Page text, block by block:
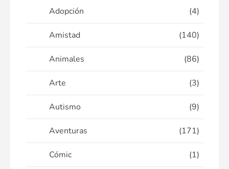
Adopción (4)
Amistad (140)
Animales (86)
Arte (3)
Autismo (9)
Aventuras (171)
Cómic (1)